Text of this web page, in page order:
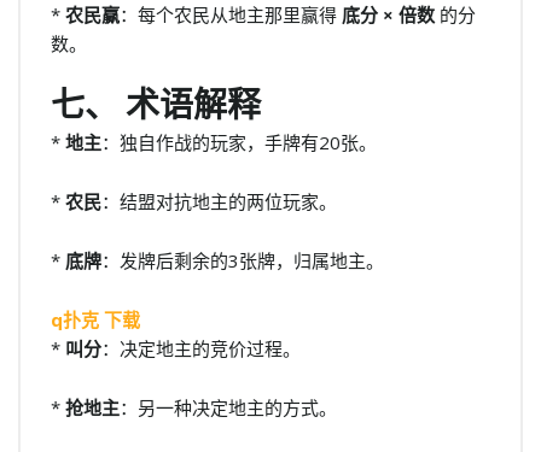
* 农民赢：每个农民从地主那里赢得 底分 × 倍数 的分
数。
七、 术语解释
* 地主：独自作战的玩家，手牌有20张。
* 农民：结盟对抗地主的两位玩家。
* 底牌：发牌后剩余的3张牌，归属地主。
q扑克 下载
* 叫分：决定地主的竞价过程。
* 抢地主：另一种决定地主的方式。